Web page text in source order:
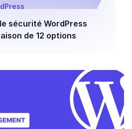
sécurité WordPress
de 12 options